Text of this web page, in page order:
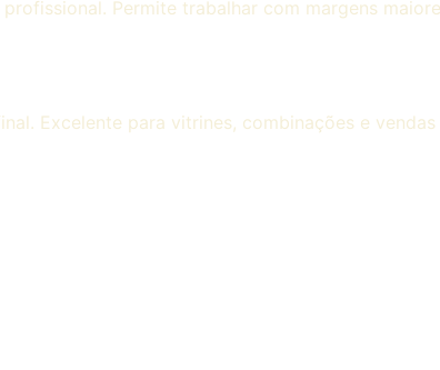
Permite trabalhar com margens
Excelente para vitrines, combinações e